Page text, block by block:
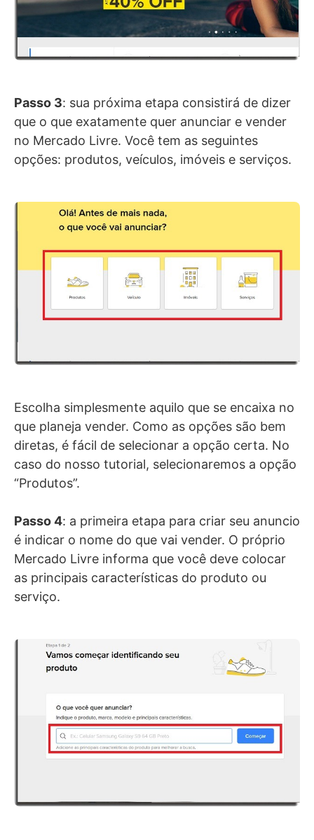
Passo 3: sua próxima etapa consistirá de dizer
que o que exatamente quer anunciar e vender
no Mercado Livre. Você tem as seguintes
opções: produtos, veículos, imóveis e serviços.
Escolha simplesmente aquilo que se encaixa no
que planeja vender. Como as opções são bem
diretas, é fácil de selecionar a opção certa. No
caso do nosso tutorial, selecionaremos a opção
“Produtos”.
Passo 4: a primeira etapa para criar seu anuncio
é indicar o nome do que vai vender. O próprio
Mercado Livre informa que você deve colocar
as principais características do produto ou
serviço.